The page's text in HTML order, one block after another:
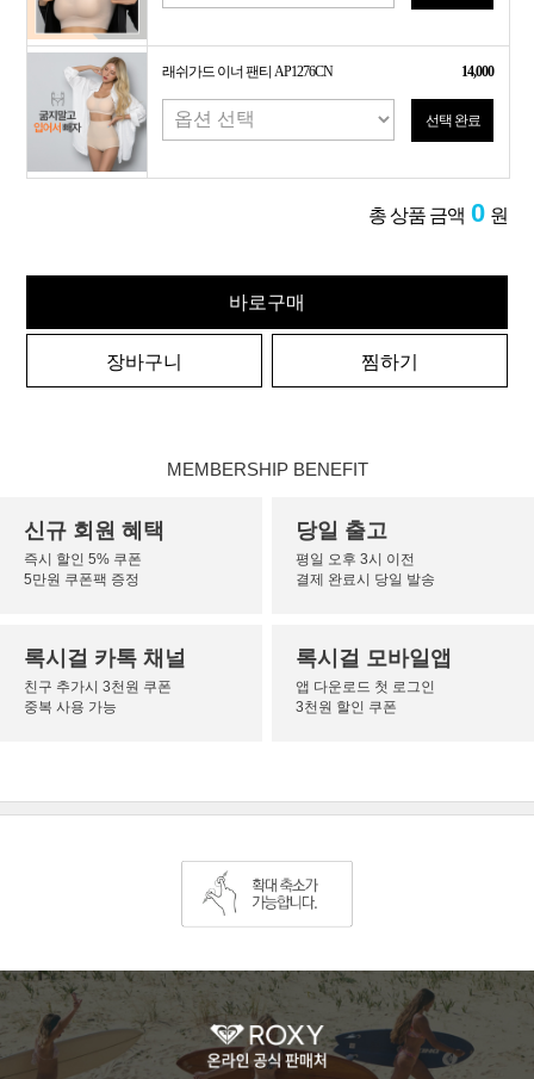
래쉬가드 이너 팬티 AP1276CN 14,000
선택 완료
총 상품 금액 0 원
바로구매
장바구니 찜하기
MEMBERSHIP BENEFIT
신규 회원 혜택
즉시 할인 5% 쿠폰
5만원 쿠폰팩 증정
당일 출고
평일 오후 3시 이전
결제 완료시 당일 발송
록시걸 카톡 채널
친구 추가시 3천원 쿠폰
중복 사용 가능
록시걸 모바일앱
앱 다운로드 첫 로그인
3천원 할인 쿠폰